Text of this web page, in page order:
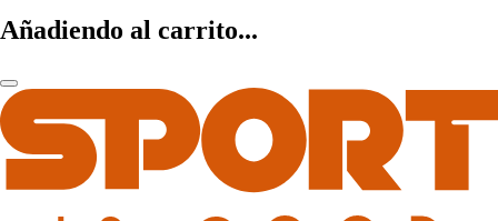
Añadiendo al carrito...